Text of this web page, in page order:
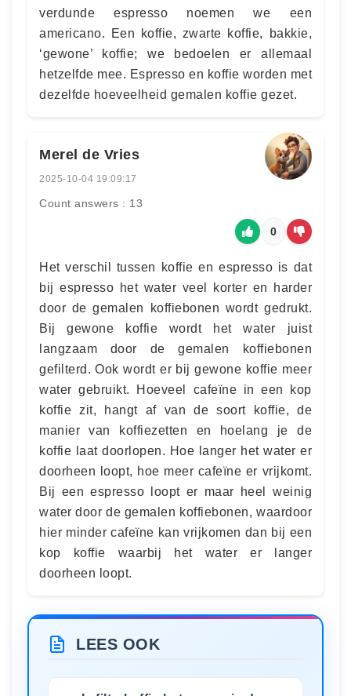
verdunde espresso noemen we een
americano. Een koffie, zwarte koffie, bakkie,
‘gewone’ koffie; we bedoelen er allemaal
hetzelfde mee. Espresso en koffie worden met
dezelfde hoeveelheid gemalen koffie gezet.
Merel de Vries
2025-10-04 19:09:17
Count answers : 13
0
Het verschil tussen koffie en espresso is dat
bij espresso het water veel korter en harder
door de gemalen koffiebonen wordt gedrukt.
Bij gewone koffie wordt het water juist
langzaam door de gemalen koffiebonen
gefilterd. Ook wordt er bij gewone koffie meer
water gebruikt. Hoeveel cafeïne in een kop
koffie zit, hangt af van de soort koffie, de
manier van koffiezetten en hoelang je de
koffie laat doorlopen. Hoe langer het water er
doorheen loopt, hoe meer cafeïne er vrijkomt.
Bij een espresso loopt er maar heel weinig
water door de gemalen koffiebonen, waardoor
hier minder cafeïne kan vrijkomen dan bij een
kop koffie waarbij het water er langer
doorheen loopt.
LEES OOK